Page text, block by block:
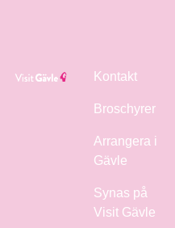
Kontakt
Broschyrer
Arrangera i
Gävle
Synas på
Visit Gävle